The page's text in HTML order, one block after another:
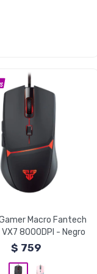
Macro Fantech
8000DPI - Negro
$ 759